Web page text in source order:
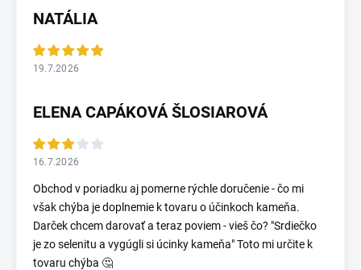
NATÁLIA
19.7.2026
ELENA CAPÁKOVÁ ŠLOSIAROVÁ
16.7.2026
Obchod v poriadku aj pomerne rýchle doručenie - čo mi
však chýba je doplnemie k tovaru o účinkoch kameňa.
Darček chcem darovať a teraz poviem - vieš čo? "Srdiečko
je zo selenitu a vygúgli si úcinky kameňa" Toto mi určite k
tovaru chýba 🤔